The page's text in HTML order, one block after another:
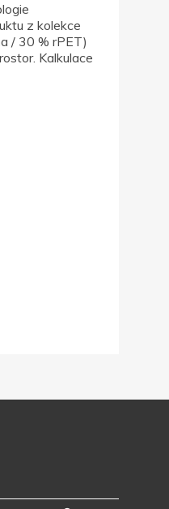
z kolekce
/ 30 % rPET)
Kalkulace